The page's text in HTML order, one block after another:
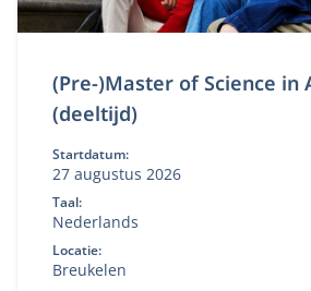
(Pre-)Master of Science in
(deeltijd)
Startdatum:
27 augustus 2026
Taal:
Nederlands
Locatie:
Breukelen